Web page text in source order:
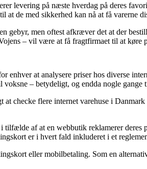
levering på næste hverdag på deres
at de med sikkerhed kan nå at få varerne
gebyr, men oftest afkræver det at der
– vil være at få fragtfirmaet til at køre
enhver at analysere priser hos diverse
voksne – betydeligt, og endda nogle
checke flere internet varehuse i
tilfælde af at en webbutik reklamerer
er i hvert fald inkluderet i et
eller mobilbetaling. Som en